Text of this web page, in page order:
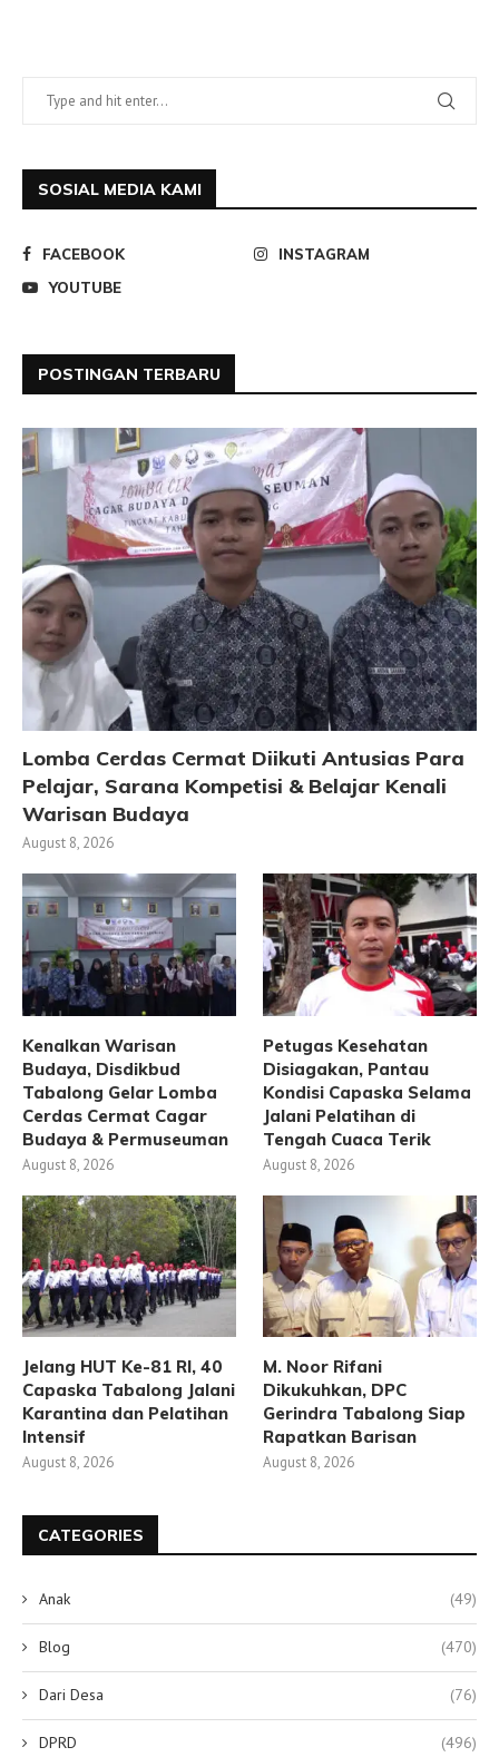
SOSIAL MEDIA KAMI
FACEBOOK
INSTAGRAM
YOUTUBE
POSTINGAN TERBARU
Lomba Cerdas Cermat Diikuti Antusias Para
Pelajar, Sarana Kompetisi & Belajar Kenali
Warisan Budaya
August 8, 2026
Kenalkan Warisan
Budaya, Disdikbud
Tabalong Gelar Lomba
Cerdas Cermat Cagar
Budaya & Permuseuman
August 8, 2026
Petugas Kesehatan
Disiagakan, Pantau
Kondisi Capaska Selama
Jalani Pelatihan di
Tengah Cuaca Terik
August 8, 2026
Jelang HUT Ke-81 RI, 40
Capaska Tabalong Jalani
Karantina dan Pelatihan
Intensif
August 8, 2026
M. Noor Rifani
Dikukuhkan, DPC
Gerindra Tabalong Siap
Rapatkan Barisan
August 8, 2026
CATEGORIES
Anak (49)
Blog (470)
Dari Desa (76)
DPRD (496)